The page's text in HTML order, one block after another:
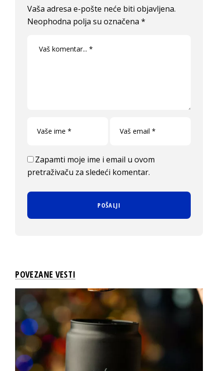
Vaša adresa e-pošte neće biti objavljena.
Neophodna polja su označena*
Zapamti moje ime i email u ovom
pretraživaču za sledeći komentar.
POVEZANE VESTI